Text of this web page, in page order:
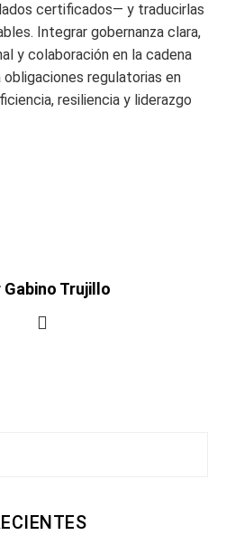
certificados— y traducirlas
Integrar gobernanza clara,
y colaboración en la cadena
regulatorias en
resiliencia y liderazgo
Gabino Trujillo